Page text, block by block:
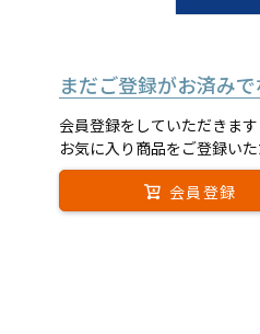
まだご登録がお済み
会員登録をしていただきま
お気に入り商品をご登録い
会員登録